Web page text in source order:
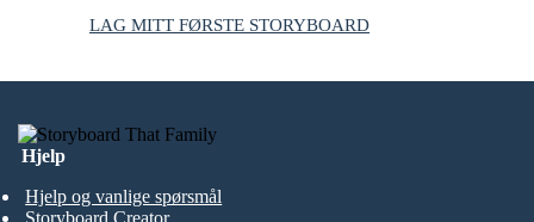
LAG MITT FØRSTE STORYBOARD
Hjelp
Hjelp og vanlige spørsmål
Storyboard Creator